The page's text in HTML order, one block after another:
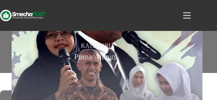
KATEGORI
Purna/Alumni